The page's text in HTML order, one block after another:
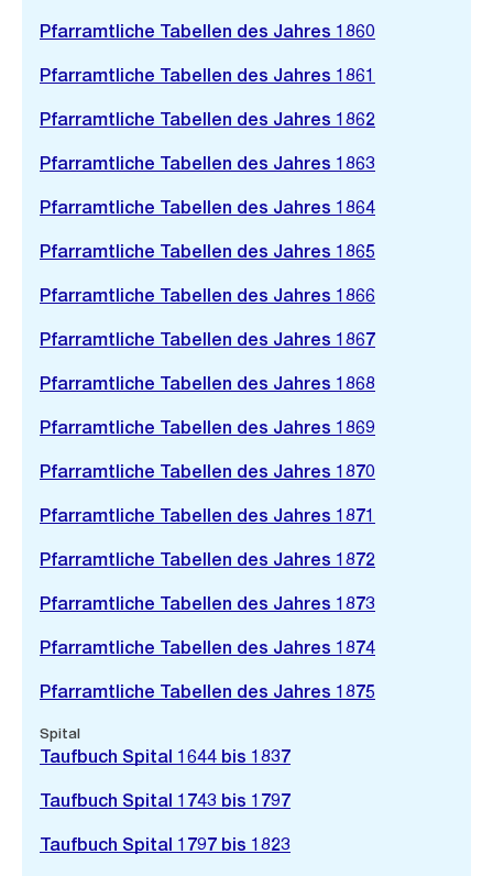
Pfarramtliche Tabellen des Jahres 1860
Pfarramtliche Tabellen des Jahres 1861
Pfarramtliche Tabellen des Jahres 1862
Pfarramtliche Tabellen des Jahres 1863
Pfarramtliche Tabellen des Jahres 1864
Pfarramtliche Tabellen des Jahres 1865
Pfarramtliche Tabellen des Jahres 1866
Pfarramtliche Tabellen des Jahres 1867
Pfarramtliche Tabellen des Jahres 1868
Pfarramtliche Tabellen des Jahres 1869
Pfarramtliche Tabellen des Jahres 1870
Pfarramtliche Tabellen des Jahres 1871
Pfarramtliche Tabellen des Jahres 1872
Pfarramtliche Tabellen des Jahres 1873
Pfarramtliche Tabellen des Jahres 1874
Pfarramtliche Tabellen des Jahres 1875
Spital
Taufbuch Spital 1644 bis 1837
Taufbuch Spital 1743 bis 1797
Taufbuch Spital 1797 bis 1823